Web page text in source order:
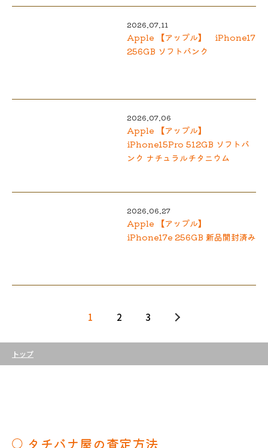
2026.07.11
Apple 【アップル】 iPhone17
256GB ソフトバンク
2026.07.06
Apple 【アップル】
iPhone15Pro 512GB ソフトバ
ンク ナチュラルチタニウム
2026.06.27
Apple 【アップル】
iPhone17e 256GB 新品開封済み
1 2 3
トップ
タチバナ屋の査定方法